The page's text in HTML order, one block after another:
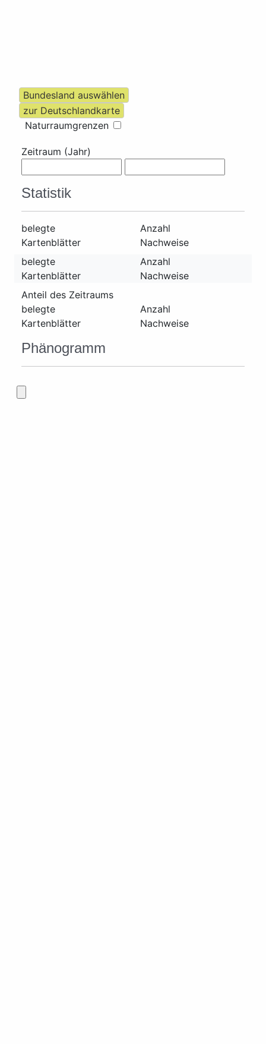
Naturraumgrenzen
Zeitraum (Jahr)
Statistik
belegte
Kartenblätter
Anzahl
Nachweise
belegte
Kartenblätter
Anzahl
Nachweise
Anteil des Zeitraums
belegte
Kartenblätter
Anzahl
Nachweise
Phänogramm